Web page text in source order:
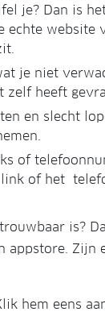
je? Dan is
website
je niet
heeft
en slecht
of
of het
is?
appstore. Zijn
hem eens